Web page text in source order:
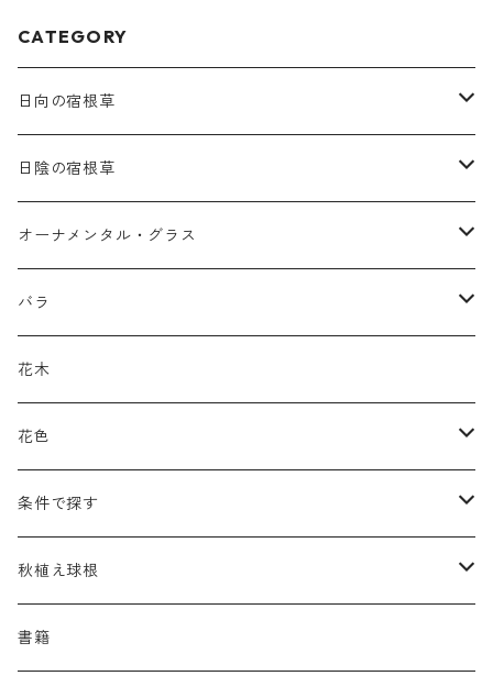
CATEGORY
日向の宿根草
ア行
アガパンツス
アキレア
アストランティア
アデノフォラ
カ行
カラミンタ
カルタ
クランベ
サ行
サルウィア
サングイソルバ
タ行
タナケツム
タリクトルム
ナ行
ネペタ
ハ行
パエオニア
バプティシア
マ行
ムクゲニア
ラ行
日陰の宿根草
ア行
アクタエア
アコニツム
アルンクス
カ行
ギボウシ
キレンゲショウマ
タ行
ティアレラ
ドイツスズラン
ハ行
ブルネラ
プルモナリア
マ行
メルテンシア
ラ行
ランプロカプノス
シダ類
オーナメンタル・グラス
ア行
エリムス
カ行
カスマンティウム
カレクス
サ行
スティパ
セスレリア
タ行
デスカンプシア
ハ行
ハコネクロア
マ行
バラ
原種類
ハマナシの交配種（HRg）
ランブラー
クライマー
半つる
花木
花色
黒
青
緑
条件で探す
蜜源植物
グランドカバーにも良い植物
秋植え球根
アリウム
書籍